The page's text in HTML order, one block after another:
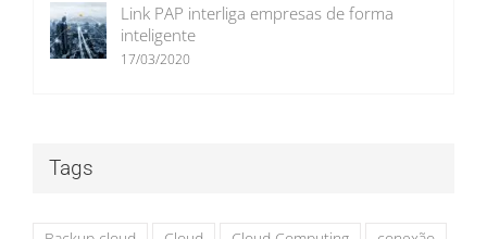
Link PAP interliga empresas de forma
inteligente
17/03/2020
Tags